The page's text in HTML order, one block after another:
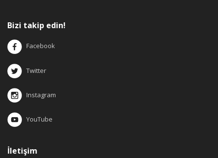
Bizi takip edin!
Facebook
Twitter
Instagram
YouTube
İletişim